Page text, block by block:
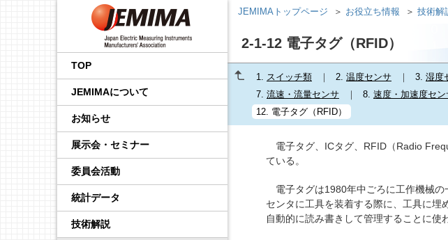
TOP
JEMIMAについて
会長挨拶
事業内容
国内外規制動向調査事業
国際標準化推進事業
技術開発テーマの探索事
広報事業
会員一覧
品目から探す
役員一覧
定款・財務情報
後援・協賛の申請
JEMIMA会報への広告掲
載
お知らせ
プレスリリース
JEMIMAより
展示会・セミナー
展示会
セミナー・講演会
委員会活動
企画運営会議
IoT イノベーション推進委
基本機能部会
調査・統計委員会
広報委員会
IIFES推進WG
計測展 OSAKA 実行委員
会
製品安全・EMC委員会
輸出管理委員会
資材調達委員会
環境グリーン委員会
政策課題部会
エネルギー・イノベーシ
先端技術調査委員会
産業計測機器・システム
製品別部会
校正事業委員会
防爆計測委員会
電力量計委員会
電子測定器委員会
温度計測委員会
統計データ
技術解説
プロセス計測制御機器の
FA計測制御機器の技術解
説
電子応用計測ガイド
環境計測器の技術解説
放射線計測ガイド
学生の皆さんへ
コンシェルジュ
JEMIMAのSDGsビジョン
刊行物
工業会規格
調査報告書
JCSSコーナー
JCSS（トレーサビリティ
JCSS（ISO/IEC 17025認
定）
よくある質問
登録事業者検索
JCSSに関する刊行物
IEC規格ドラフトの審議情
IEC概要
IEC TC一覧／IEC用語
動
JEMIMAトップページ お役立ち情報 技術解
2-1-12 電子タグ（RFID）
1. スイッチ類 2. 温度センサ 3. 湿度
7. 流速・流量センサ 8. 速度・加速度セン
12. 電子タグ（RFID）
電子タグ、ICタグ、RFID（Radio
ている。
電子タグは1980年中ごろに工作機械の
センタに工具を装着する際に、工具に埋
自動的に読み書きして管理することに使